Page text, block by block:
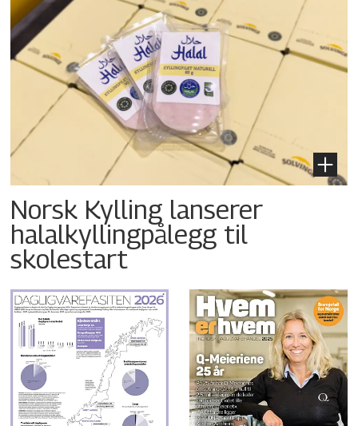
Norsk Kylling lanserer
halalkyllingpålegg til
skolestart